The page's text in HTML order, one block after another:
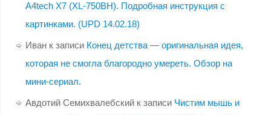
A4tech X7 (XL-750BH). Подробная инструкция с
картинками. (UPD 14.02.18)
Иванк записи Конец детства — оригинальная идея,
которая не смогла благородно умереть. Обзор на
мини-сериал.
Авдотий Семихвалебскийк записи Чистим мышь и